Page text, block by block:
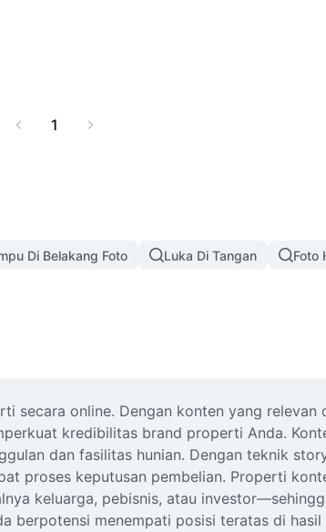
1
Di Belakang Foto Luka Di Tangan Foto
secara online. Dengan konten yang relevan
kredibilitas brand properti Anda.
dan fasilitas hunian. Dengan teknik
proses keputusan pembelian. Properti
keluarga, pebisnis, atau
berpotensi menempati posisi teratas di